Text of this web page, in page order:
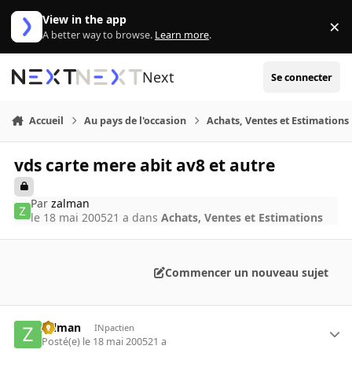
Aller au contenu
View in the app
A better way to browse. Learn more. ×
Next Se connecter
Accueil Au pays de l'occasion Achats, Ventes et Estimations
vds carte mere abit av8 et autre
Parzalman
le 18 mai 200521 a dansAchats, Ventes et Estimations
Commencer un nouveau sujet
zalman INpactien
Posté(e) le 18 mai 200521 a